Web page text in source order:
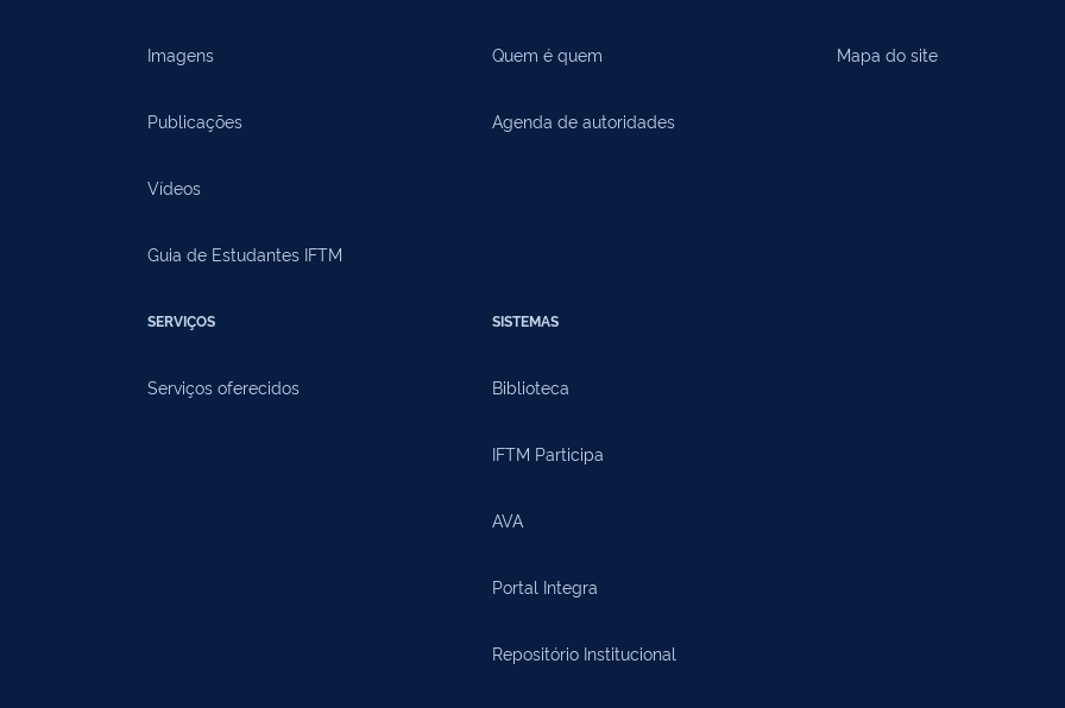
Imagens
Publicações
Vídeos
Guia de Estudantes IFTM
Quem é quem
Agenda de autoridades
Mapa do site
SERVIÇOS
Serviços oferecidos
SISTEMAS
Biblioteca
IFTM Participa
AVA
Portal Integra
Repositório Institucional